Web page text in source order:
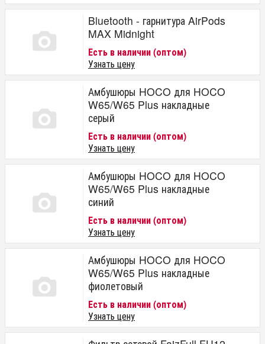
Bluetooth - гарнитура AirPods
MAX Midnight
Есть в наличии (оптом)
Узнать цену
Амбушюры HOCO для HOCO
W65/W65 Plus накладные
серый
Есть в наличии (оптом)
Узнать цену
Амбушюры HOCO для HOCO
W65/W65 Plus накладные
синий
Есть в наличии (оптом)
Узнать цену
Амбушюры HOCO для HOCO
W65/W65 Plus накладные
фиолетовый
Есть в наличии (оптом)
Узнать цену